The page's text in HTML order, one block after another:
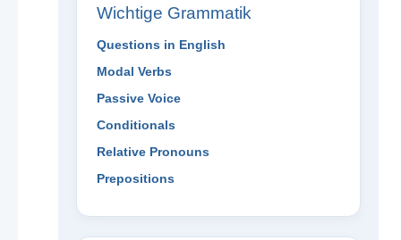
Wichtige Grammatik
Questions in English
Modal Verbs
Passive Voice
Conditionals
Relative Pronouns
Prepositions